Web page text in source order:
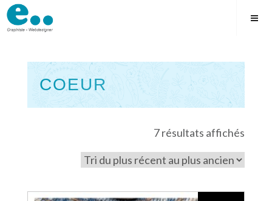
Skip
to
COEUR
Square7 résultats affichés
plus